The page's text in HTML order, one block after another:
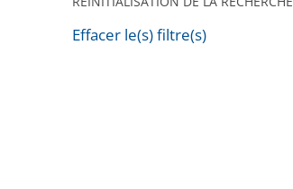
après
Effacer le(s) filtre(s)